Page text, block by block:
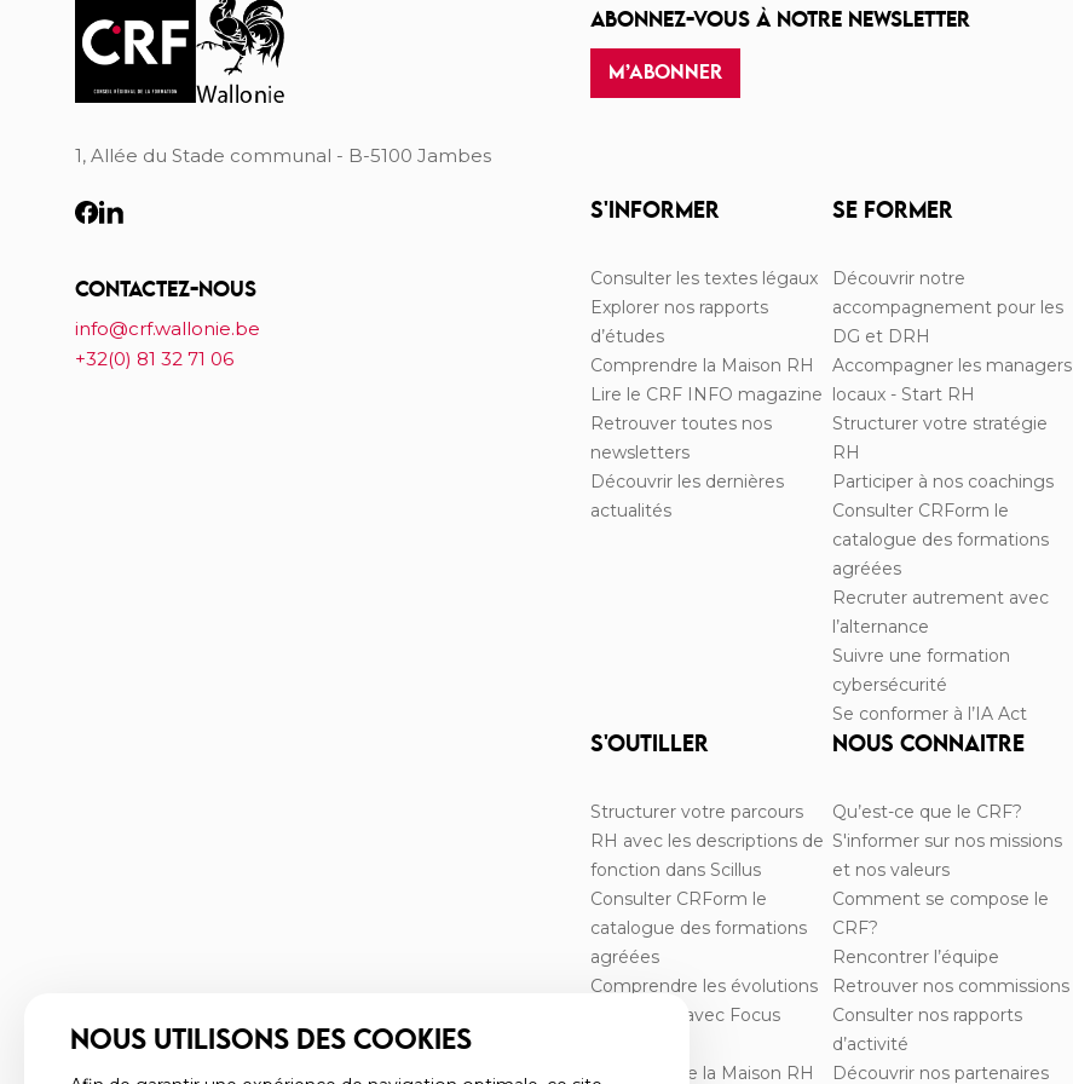
1, Allée du Stade communal - B-5100 Jambes
CONTACTEZ-NOUS
info@crf.wallonie.be
+32(0) 81 32 71 06
ABONNEZ-VOUS À NOTRE NEWSLETTER
M’ABONNER
S'INFORMER
Consulter les textes légaux
Explorer nos rapports
d’études
Comprendre la Maison RH
Lire le CRF INFO magazine
Retrouver toutes nos
newsletters
Découvrir les dernières
actualités
SE FORMER
Découvrir notre
accompagnement pour les
DG et DRH
Accompagner les managers
locaux - Start RH
Structurer votre stratégie
RH
Participer à nos coachings
Consulter CRForm le
catalogue des formations
agréées
Recruter autrement avec
l’alternance
Suivre une formation
cybersécurité
Se conformer à l’IA Act
S'OUTILLER
Structurer votre parcours
RH avec les descriptions de
fonction dans Scillus
Consulter CRForm le
catalogue des formations
agréées
Comprendre les évolutions
de carrière avec Focus
Comprendre la Maison RH
NOUS CONNAITRE
Qu’est-ce que le CRF?
S'informer sur nos missions
et nos valeurs
Comment se compose le
CRF?
Rencontrer l’équipe
Retrouver nos commissions
Consulter nos rapports
d’activité
Découvrir nos partenaires
NOUS UTILISONS DES COOKIES